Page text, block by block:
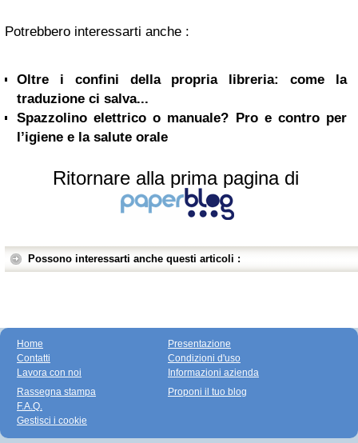
Potrebbero interessarti anche :
Oltre i confini della propria libreria: come la
traduzione ci salva...
Spazzolino elettrico o manuale? Pro e contro per
l’igiene e la salute orale
Ritornare alla prima pagina di
Possono interessarti anche questi articoli :
Home
Contatti
Lavora con noi
Presentazione
Condizioni d'uso
Informazioni azienda
Rassegna stampa
F.A.Q.
Gestisci i cookie
Proponi il tuo blog